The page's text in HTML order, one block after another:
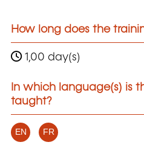
How long does the
1,00 day(s)
In which language(s) is
taught?
EN FR